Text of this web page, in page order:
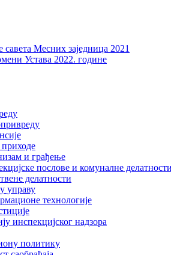
савета Месних заједница 2021
Устава 2022. године
и грађење
послове и комуналне делатности
делатности
управу
технологије
инспекцијског надзора
политику